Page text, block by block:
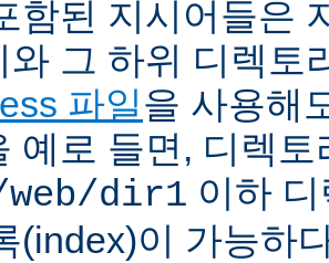
함된 지시어들은
와 그 하위 디렉토
파일을 사용해
예로 들면, 디렉
dir1 이하
(index)이 가능하